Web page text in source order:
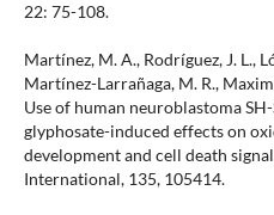
22: 75-108.
Martínez, M. A., Rodríguez, J. L.,
Martínez-Larrañaga, M. R.,
Use of human neuroblastoma
glyphosate-induced effects on
development and cell death
International, 135, 105414.